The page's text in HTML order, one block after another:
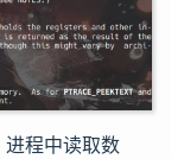
程中读取数